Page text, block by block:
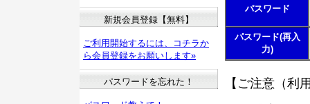
パスワード
パスワード(再入
力)
【ご注意（利
新規会員登録【無料】
ご利用開始するには、コチラか
ら会員登録をお願いします»
パスワードを忘れた！